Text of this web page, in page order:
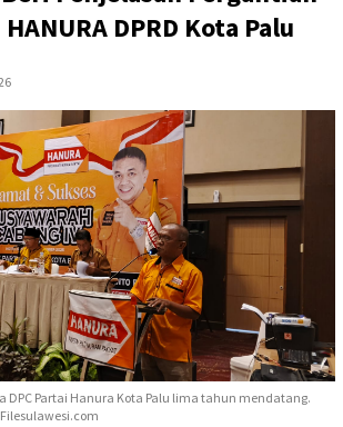
DPRD Kota Palu
DPC Partai Hanura Kota Palu lima tahun mendatang.